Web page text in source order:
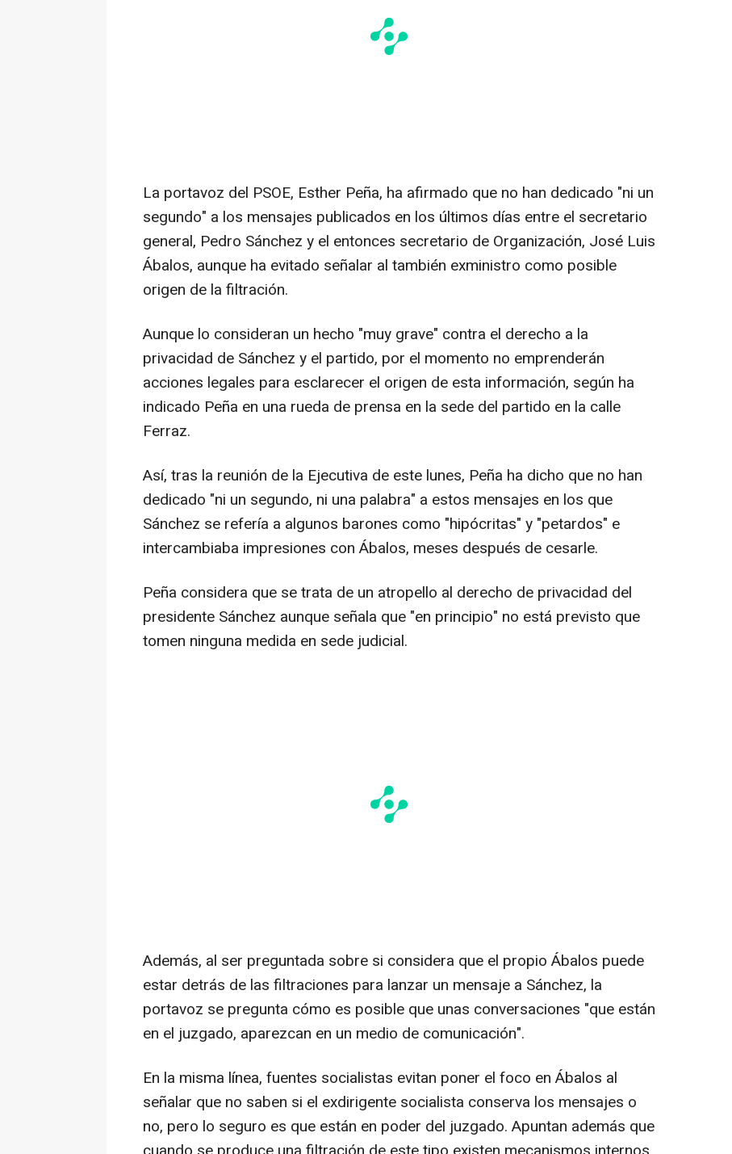
La portavoz del PSOE, Esther Peña, ha afirmado que no han dedicado "ni un
segundo" a los mensajes publicados en los últimos días entre el secretario
general, Pedro Sánchez y el entonces secretario de Organización, José Luis
Ábalos, aunque ha evitado señalar al también exministro como posible
origen de la filtración.
Aunque lo consideran un hecho "muy grave" contra el derecho a la
privacidad de Sánchez y el partido, por el momento no emprenderán
acciones legales para esclarecer el origen de esta información, según ha
indicado Peña en una rueda de prensa en la sede del partido en la calle
Ferraz.
Así, tras la reunión de la Ejecutiva de este lunes, Peña ha dicho que no han
dedicado "ni un segundo, ni una palabra" a estos mensajes en los que
Sánchez se refería a algunos barones como "hipócritas" y "petardos" e
intercambiaba impresiones con Ábalos, meses después de cesarle.
Peña considera que se trata de un atropello al derecho de privacidad del
presidente Sánchez aunque señala que "en principio" no está previsto que
tomen ninguna medida en sede judicial.
Además, al ser preguntada sobre si considera que el propio Ábalos puede
estar detrás de las filtraciones para lanzar un mensaje a Sánchez, la
portavoz se pregunta cómo es posible que unas conversaciones "que están
en el juzgado, aparezcan en un medio de comunicación".
En la misma línea, fuentes socialistas evitan poner el foco en Ábalos al
señalar que no saben si el exdirigente socialista conserva los mensajes o
no, pero lo seguro es que están en poder del juzgado. Apuntan además que